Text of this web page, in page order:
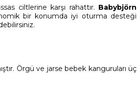
ciltlerine karşı rahattır. Babybjörn
bir konumda iyi oturma desteği
Örgü ve jarse bebek kanguruları üç